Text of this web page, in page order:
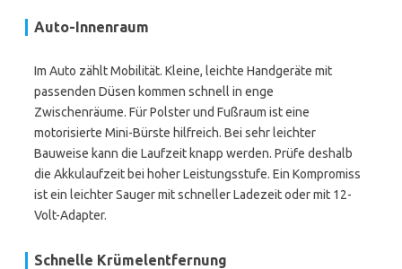
Auto-Innenraum
Im Auto zählt Mobilität. Kleine, leichte Handgeräte mit
passenden Düsen kommen schnell in enge
Zwischenräume. Für Polster und Fußraum ist eine
motorisierte Mini-Bürste hilfreich. Bei sehr leichter
Bauweise kann die Laufzeit knapp werden. Prüfe deshalb
die Akkulaufzeit bei hoher Leistungsstufe. Ein Kompromiss
ist ein leichter Sauger mit schneller Ladezeit oder mit 12-
Volt-Adapter.
Schnelle Krümelentfernung